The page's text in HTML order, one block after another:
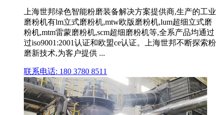
上海世邦绿色智能粉磨装备解决方案提供商,生产的工业
磨粉机有lm立式磨粉机,mtw欧版磨粉机,lum超细立式磨
粉机,mtm雷蒙磨粉机,scm超细磨粉机等,全系产品均通过
过iso9001:2001认证和欧盟ce认证。上海世邦不断探索粉
磨新技术,为客户提供 ...
联系电话: 180 3780 8511